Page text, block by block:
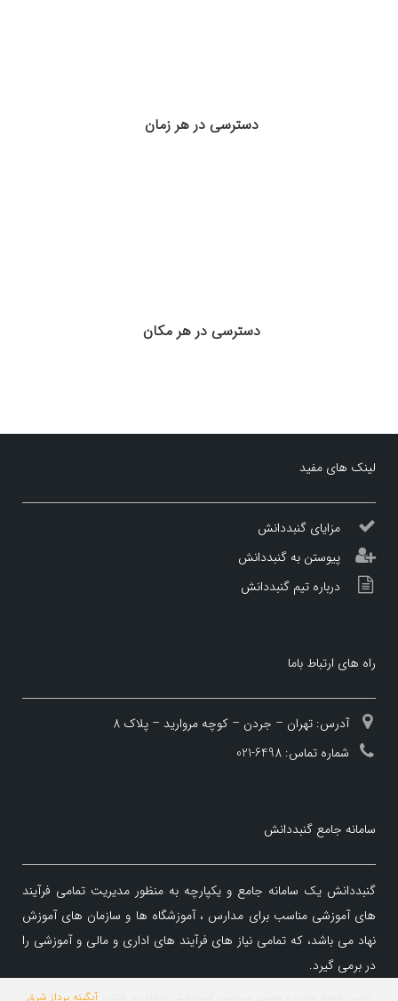
دسترسی در هر زمان
دسترسی در هر مکان
لینک های مفید
مزایای گنبددانش
پیوستن به گنبددانش
درباره تیم گنبددانش
راه های ارتباط باما
آدرس: تهران – جردن – کوچه مروارید – پلاک 8
شماره تماس: 6498-021
سامانه جامع گنبددانش
گنبددانش یک سامانه جامع و یکپارچه به منظور مدیریت تمامی فرآیند
های آموزشی مناسب برای مدارس ، آموزشگاه ها و سازمان های آموزش
نهاد می باشد، که تمامی نیاز های فرآیند های اداری و مالی و آموزشی را
در برمی گیرد.
آبگینه پرداز شرق